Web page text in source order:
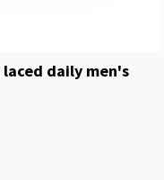
daily men's